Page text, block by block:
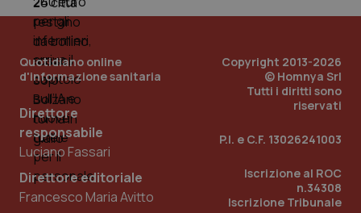
Quotidiano online
d'informazione sanitaria
Direttore
responsabile
Luciano Fassari
Direttore editoriale
Francesco Maria Avitto
Copyright 2013-2026
© Homnya Srl
Tutti i diritti sono
riservati
P.I. e C.F. 13026241003
Iscrizione al ROC
n.34308
Iscrizione Tribunale
PHPSESSID